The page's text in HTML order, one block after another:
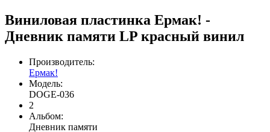
Виниловая пластинка Ермак! -
Дневник памяти LP красный винил
Производитель:
Ермак!
Модель:
DOGE-036
2
Альбом:
Дневник памяти